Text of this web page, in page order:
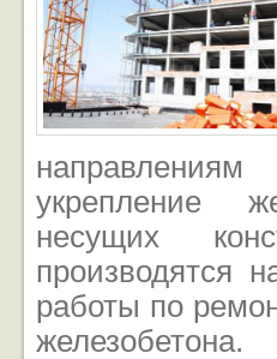
укрепление
несущих
производятся
работы по
железобетона.